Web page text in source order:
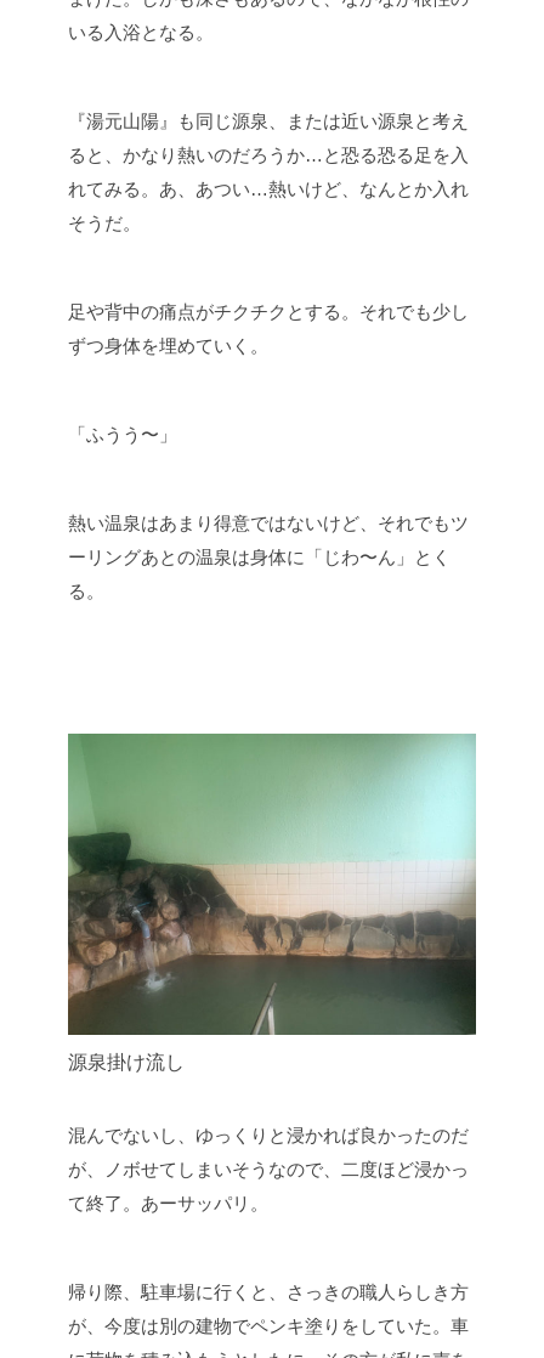
いる入浴となる。
『湯元山陽』も同じ源泉、または近い源泉と考え
ると、かなり熱いのだろうか…と恐る恐る足を入
れてみる。あ、あつい…熱いけど、なんとか入れ
そうだ。
足や背中の痛点がチクチクとする。それでも少し
ずつ身体を埋めていく。
「ふうう〜」
熱い温泉はあまり得意ではないけど、それでもツ
ーリングあとの温泉は身体に「じわ〜ん」とく
る。
源泉掛け流し
混んでないし、ゆっくりと浸かれば良かったのだ
が、ノボせてしまいそうなので、二度ほど浸かっ
て終了。あーサッパリ。
帰り際、駐車場に行くと、さっきの職人らしき方
が、今度は別の建物でペンキ塗りをしていた。車